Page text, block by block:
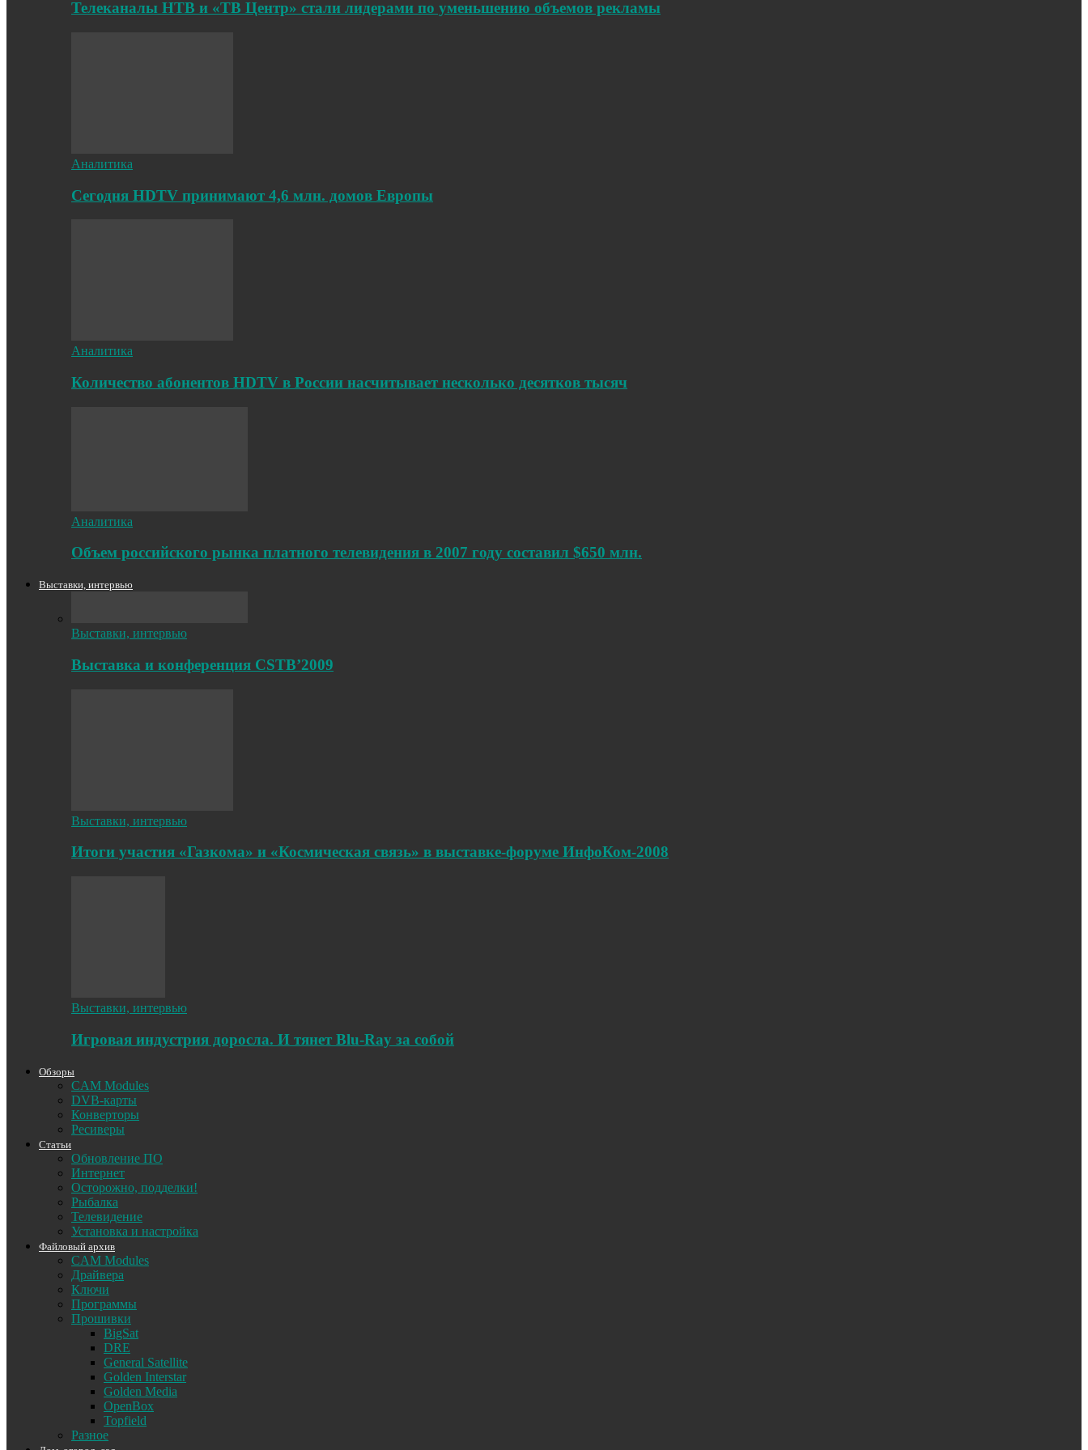
Телеканалы НТВ и «ТВ Центр» стали лидерами по уменьшению объемов рекламы
Аналитика
Cегодня HDTV принимают 4,6 млн. домов Европы
Аналитика
Количество абонентов HDTV в России насчитывает несколько десятков тысяч
Аналитика
Объем российского рынка платного телевидения в 2007 году составил $650 млн.
Выставки, интервью
Выставки, интервью
Выставка и конференция CSTB’2009
Выставки, интервью
Итоги участия «Газкома» и «Космическая связь» в выставке-форуме ИнфоКом-2008
Выставки, интервью
Игровая индустрия доросла. И тянет Blu-Ray за собой
Обзоры
CAM Modules
DVB-карты
Конверторы
Ресиверы
Статьи
Обновление ПО
Интернет
Осторожно, подделки!
Рыбалка
Телевидение
Установка и настройка
Файловый архив
CAM Modules
Драйвера
Ключи
Программы
Прошивки
BigSat
DRE
General Satellite
Golden Interstar
Golden Media
OpenBox
Topfield
Разное